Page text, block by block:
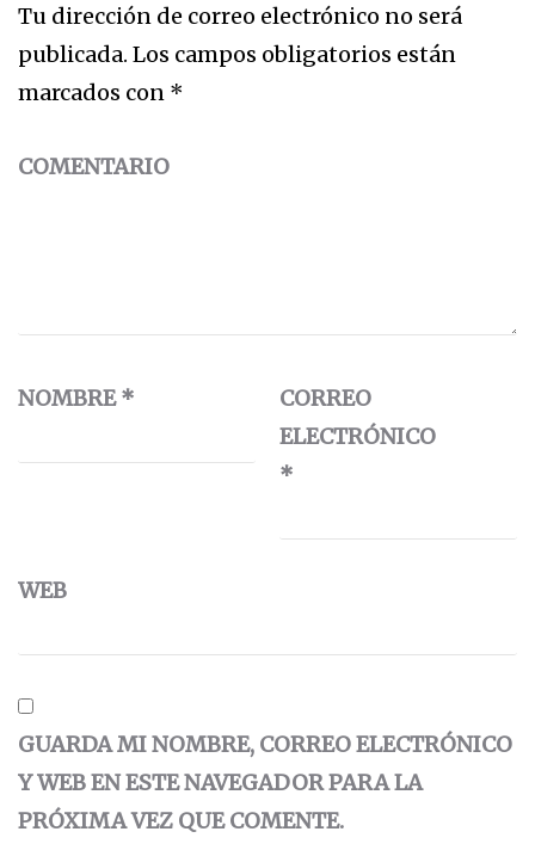
Tu dirección de correo electrónico no será
publicada. Los campos obligatorios están
marcados con *
COMENTARIO
NOMBRE*
CORREO
ELECTRÓNICO
*
WEB
GUARDA MI NOMBRE, CORREO ELECTRÓNICO
Y WEB EN ESTE NAVEGADOR PARA LA
PRÓXIMA VEZ QUE COMENTE.